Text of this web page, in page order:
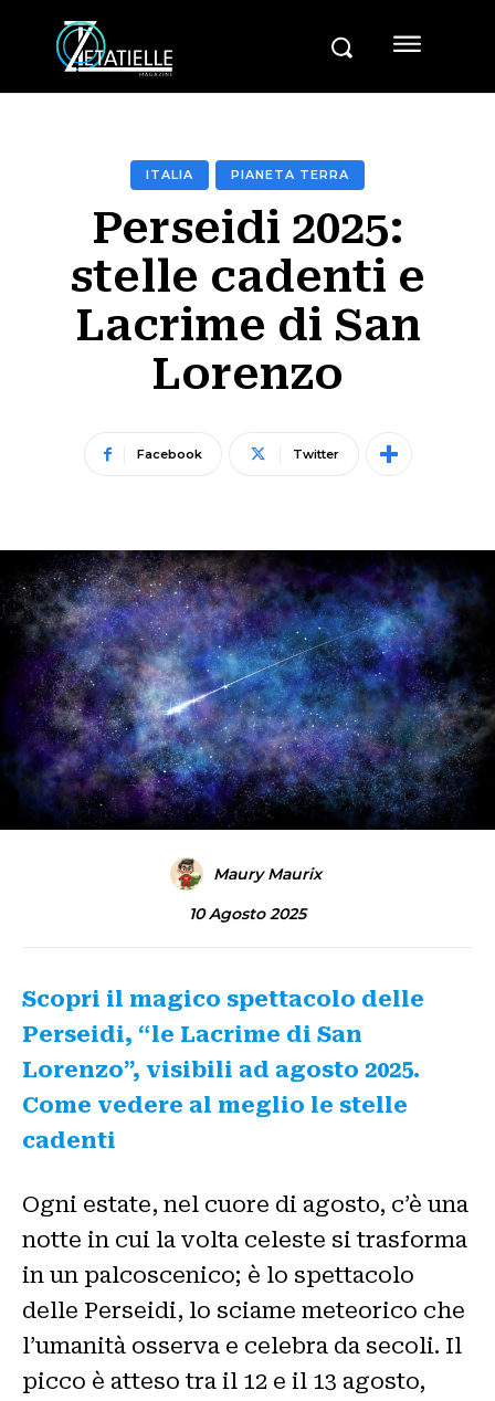
ITALIA PIANETA TERRA
Perseidi 2025:
stelle cadenti e
Lacrime di San
Lorenzo
Facebook Twitter
Maury Maurix
10 Agosto 2025
Scopri il magico spettacolo delle
Perseidi, “le Lacrime di San
Lorenzo”, visibili ad agosto 2025.
Come vedere al meglio le stelle
cadenti
Ogni estate, nel cuore di agosto, c’è una
notte in cui la volta celeste si trasforma
in un palcoscenico; è lo spettacolo
delle Perseidi, lo sciame meteorico che
l’umanità osserva e celebra da secoli. Il
picco è atteso tra il 12 e il 13 agosto,